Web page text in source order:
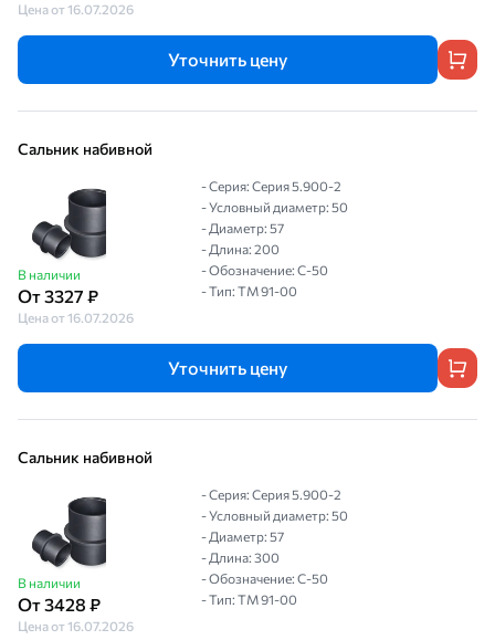
Цена от 16.07.2026
Уточнить цену
Сальник набивной
В наличии
От 3327 ₽
Цена от 16.07.2026
- Серия: Серия 5.900-2
- Условный диаметр: 50
- Диаметр: 57
- Длина: 200
- Обозначение: С-50
- Тип: ТМ 91-00
Уточнить цену
Сальник набивной
В наличии
От 3428 ₽
Цена от 16.07.2026
- Серия: Серия 5.900-2
- Условный диаметр: 50
- Диаметр: 57
- Длина: 300
- Обозначение: С-50
- Тип: ТМ 91-00